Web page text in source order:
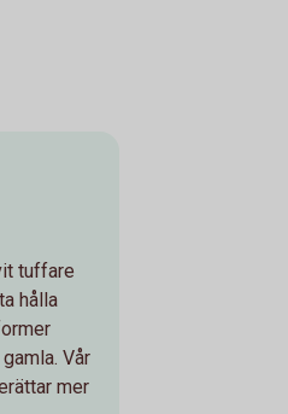
tuffare
hålla
Vår
mer